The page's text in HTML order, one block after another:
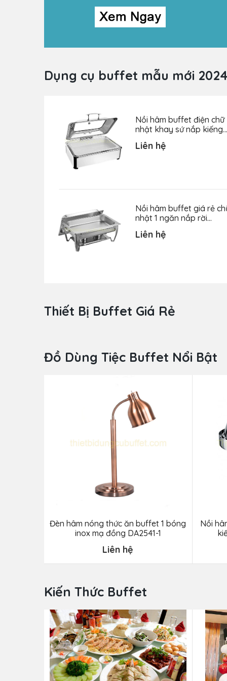
Dụng cụ buffet mẫu mới
Nồi hâm buffet điện chữ
nhật khay sứ nắp kiếng
NF2133-S
Liên hệ
Nồi hâm buffet giá rẻ
nhật 1 ngăn nắp rời
Liên hệ
Thiết Bị Buffet Giá Rẻ
Đồ Dùng Tiệc Buffet Nổi Bật
Đèn hâm nóng thức ăn buffet 1 bóng
inox mạ đồng DA2541-1
Liên hệ
Nồi
Kiến Thức Buffet